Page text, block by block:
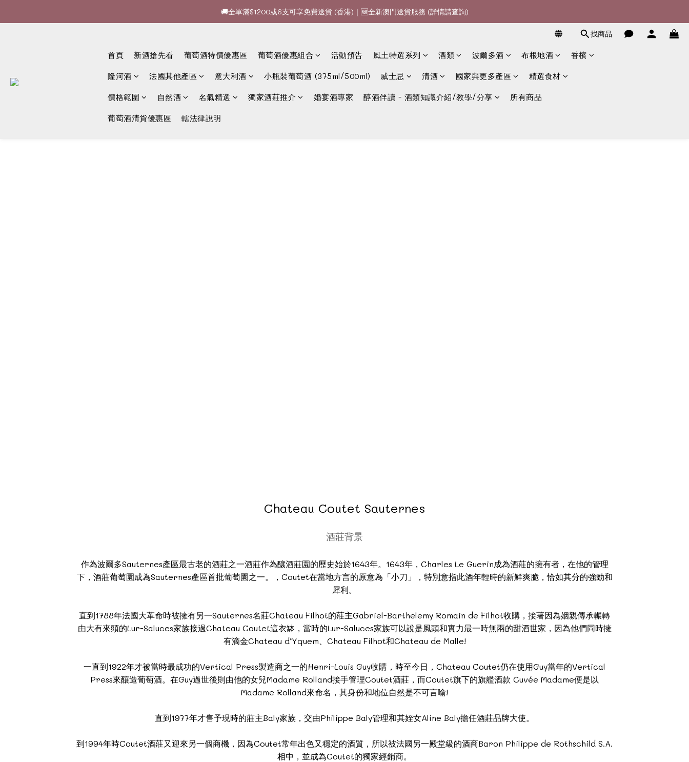
🚚全單滿$1200或6支可享免費送貨 (香港)｜🆕全新澳門送貨服務 (詳情請查詢)
🚚全單滿$1200或6支可享免費送貨 (香港)｜🆕全新澳門送貨服務 (詳情請查詢)
🚚全單滿$1200或6支可享免費送貨 (香港)｜🆕全新澳門送貨服務 (詳情請查詢)
找商品
首頁 新酒搶先看 葡萄酒特價優惠區 葡萄酒優惠組合 活動預告 風土特選系列 酒類 波爾多酒 布根地酒 香檳
隆河酒 法國其他產區 意大利酒 小瓶裝葡萄酒 (375ml/500ml) 威士忌 清酒 國家與更多產區 精選食材
價格範圍 自然酒 名氣精選 獨家酒莊推介 婚宴酒專家 醇酒伴讀 - 酒類知識介紹/教學/分享 所有商品
葡萄酒清貨優惠區 轄法律說明
Chateau Coutet Sauternes
酒莊背景
作為波爾多Sauternes產區最古老的酒莊之一酒莊作為釀酒莊園的歷史始於1643年。1643年，Charles Le Guerin成為酒莊的擁有者，在他的管理
下，酒莊葡萄園成為Sauternes產區首批葡萄園之一。，Coutet在當地方言的原意為「小刀」，特別意指此酒年輕時的新鮮爽脆，恰如其分的強勁和
犀利。
直到1788年法國大革命時被擁有另一Sauternes名莊Chateau Filhot的莊主Gabriel-Barthelemy Romain de Filhot收購，接著因為姻親傳承輾轉
由大有來頭的Lur-Saluces家族接過Chateau Coutet這衣缽，當時的Lur-Saluces家族可以說是風頭和實力最一時無兩的甜酒世家，因為他們同時擁
有滴金Chateau d’Yquem、Chateau Filhot和Chateau de Malle!
一直到1922年才被當時最成功的Vertical Press製造商之一的Henri-Louis Guy收購，時至今日，Chateau Coutet仍在使用Guy當年的Vertical
Press來釀造葡萄酒。在Guy過世後則由他的女兒Madame Rolland接手管理Coutet酒莊，而Coutet旗下的旗艦酒款 Cuvée Madame便是以
Madame Rolland來命名，其身份和地位自然是不可言喻!
直到1977年才售予現時的莊主Baly家族，交由Philippe Baly管理和其姪女Aline Baly擔任酒莊品牌大使。
到1994年時Coutet酒莊又迎來另一個商機，因為Coutet常年出色又穩定的酒質，所以被法國另一殿堂級的酒商Baron Philippe de Rothschild S.A.
相中，並成為Coutet的獨家經銷商。